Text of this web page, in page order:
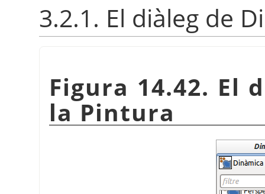
3.2.1. El diàleg de
Figura 14.42. El
la Pintura